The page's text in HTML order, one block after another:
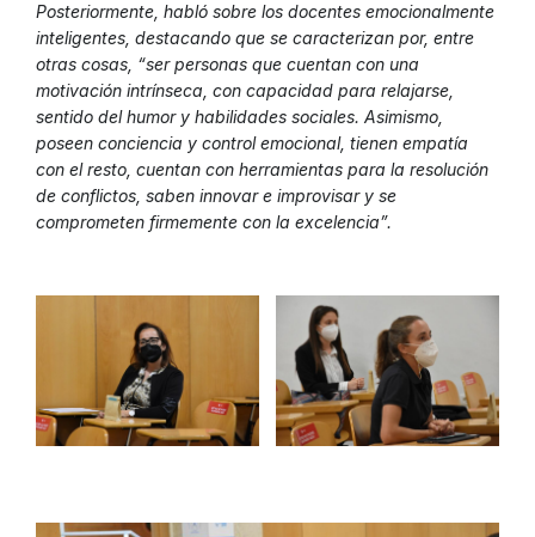
Posteriormente, habló sobre los docentes emocionalmente
inteligentes, destacando que se caracterizan por, entre
otras cosas, “ser personas que cuentan con una
motivación intrínseca, con capacidad para relajarse,
sentido del humor y habilidades sociales. Asimismo,
poseen conciencia y control emocional, tienen empatía
con el resto, cuentan con herramientas para la resolución
de conflictos, saben innovar e improvisar y se
comprometen firmemente con la excelencia”.